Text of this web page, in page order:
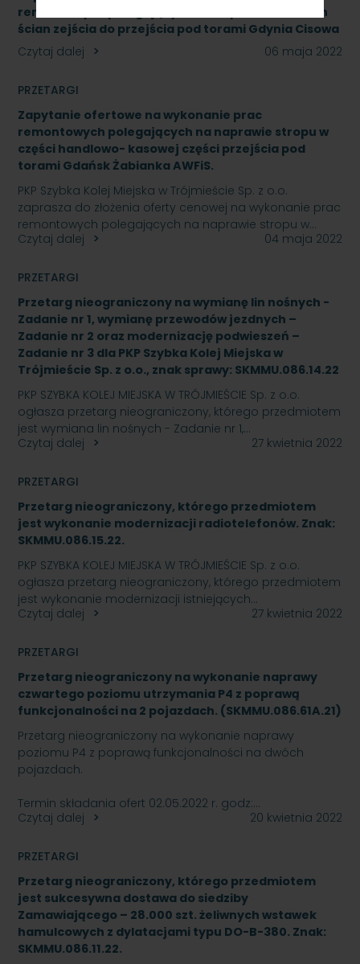
remontowych polegających na naprawie okładzin
ścian zejścia do przejścia pod torami Gdynia Cisowa
Czytaj dalej
06 maja 2022
PRZETARGI
Zapytanie ofertowe na wykonanie prac
remontowych polegających na naprawie stropu w
części handlowo- kasowej części przejścia pod
torami Gdańsk Żabianka AWFiS.
PKP Szybka Kolej Miejska w Trójmieście Sp. z o.o.
zaprasza do złożenia oferty cenowej na wykonanie prac
remontowych polegających na naprawie stropu w…
Czytaj dalej
04 maja 2022
PRZETARGI
Przetarg nieograniczony na wymianę lin nośnych -
Zadanie nr 1, wymianę przewodów jezdnych –
Zadanie nr 2 oraz modernizację podwieszeń –
Zadanie nr 3 dla PKP Szybka Kolej Miejska w
Trójmieście Sp. z o.o., znak sprawy: SKMMU.086.14.22
PKP SZYBKA KOLEJ MIEJSKA W TRÓJMIEŚCIE Sp. z o.o.
ogłasza przetarg nieograniczony, którego przedmiotem
jest wymiana lin nośnych - Zadanie nr 1,…
Czytaj dalej
27 kwietnia 2022
PRZETARGI
Przetarg nieograniczony, którego przedmiotem
jest wykonanie modernizacji radiotelefonów. Znak:
SKMMU.086.15.22.
PKP SZYBKA KOLEJ MIEJSKA W TRÓJMIEŚCIE Sp. z o.o.
ogłasza przetarg nieograniczony, którego przedmiotem
jest wykonanie modernizacji istniejących…
Czytaj dalej
27 kwietnia 2022
PRZETARGI
Przetarg nieograniczony na wykonanie naprawy
czwartego poziomu utrzymania P4 z poprawą
funkcjonalności na 2 pojazdach. (SKMMU.086.61A.21)
Przetarg nieograniczony na wykonanie naprawy
poziomu P4 z poprawą funkcjonalności na dwóch
pojazdach.
Termin składania ofert 02.05.2022 r. godz:…
Czytaj dalej
20 kwietnia 2022
PRZETARGI
Przetarg nieograniczony, którego przedmiotem
jest sukcesywna dostawa do siedziby
Zamawiającego – 28.000 szt. żeliwnych wstawek
hamulcowych z dylatacjami typu DO-B-380. Znak:
SKMMU.086.11.22.